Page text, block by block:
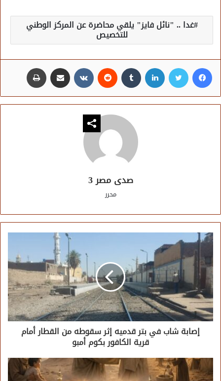
غدا .. "نائل فايز" يلقي محاضرة عن المركز الوطني
للتخصيص
فيسبوك تويتر لينكدإن مشاركة عبر البريد
صدى مصر 3
محرر
إصابة شاب في بتر قدميه إثر سقوطه من القطار أمام
قرية الكافور بكوم أمبو